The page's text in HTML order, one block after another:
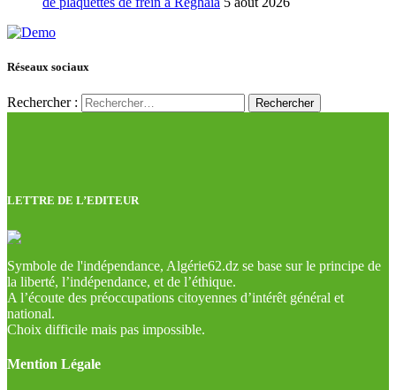
Réseaux sociaux
Rechercher :
LETTRE DE L’EDITEUR
Symbole de l'indépendance, Algérie62.dz se base sur le principe de
la liberté, l’indépendance, et de l’éthique.
A l’écoute des préoccupations citoyennes d’intérêt général et
national.
Choix difficile mais pas impossible.
Mention Légale